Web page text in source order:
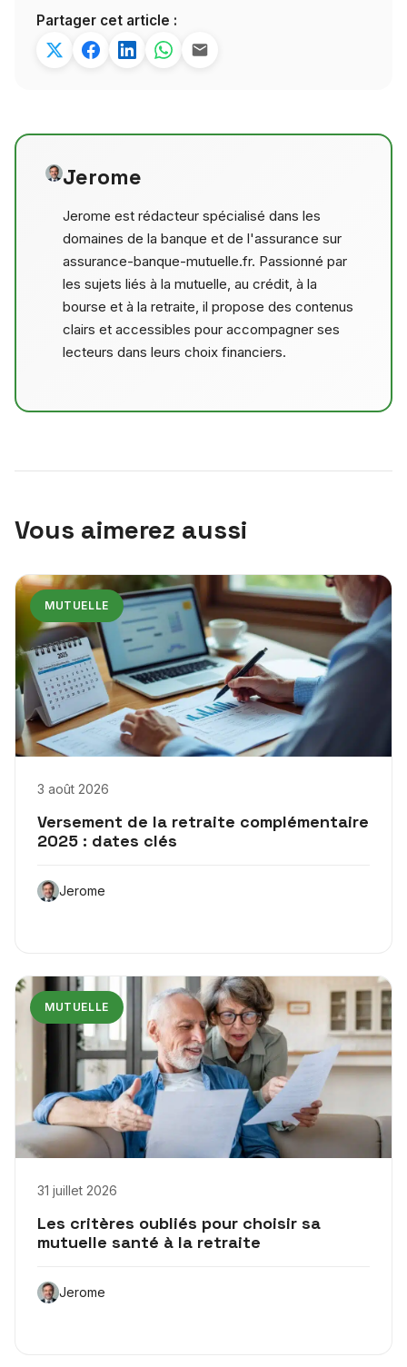
Partager cet article :
Jerome
Jerome est rédacteur spécialisé dans les
domaines de la banque et de l'assurance sur
assurance-banque-mutuelle.fr. Passionné par
les sujets liés à la mutuelle, au crédit, à la
bourse et à la retraite, il propose des contenus
clairs et accessibles pour accompagner ses
lecteurs dans leurs choix financiers.
Vous aimerez aussi
MUTUELLE
3 août 2026
Versement de la retraite complémentaire
2025 : dates clés
Jerome
MUTUELLE
31 juillet 2026
Les critères oubliés pour choisir sa
mutuelle santé à la retraite
Jerome